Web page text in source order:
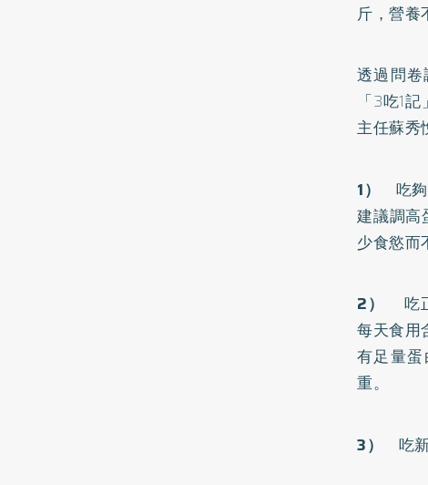
斤，營養
透過問
「3吃1
主任蘇秀
1）
吃
建議調高
少食慾而
2）
吃
每天食用
有足量
重。
3） 吃